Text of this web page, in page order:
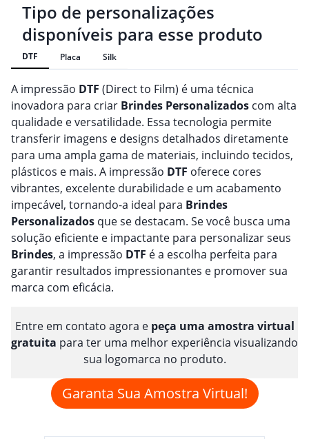
Tipo de personalizações
disponíveis para esse produto
DTF Placa Silk
A impressão DTF (Direct to Film) é uma técnica
inovadora para criar Brindes Personalizados com alta
qualidade e versatilidade. Essa tecnologia permite
transferir imagens e designs detalhados diretamente
para uma ampla gama de materiais, incluindo tecidos,
plásticos e mais. A impressão DTF oferece cores
vibrantes, excelente durabilidade e um acabamento
impecável, tornando-a ideal para Brindes
Personalizados que se destacam. Se você busca uma
solução eficiente e impactante para personalizar seus
Brindes, a impressão DTF é a escolha perfeita para
garantir resultados impressionantes e promover sua
marca com eficácia.
Entre em contato agora e peça uma amostra virtual
gratuita para ter uma melhor experiência visualizando
sua logomarca no produto.
Garanta Sua Amostra Virtual!